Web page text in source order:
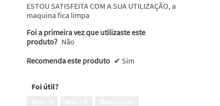
ESTOU SATISFEITA COM A SUA UTILIZAÇÃO, a
maquina fica limpa
Foi a primeira vez que utilizaste este
produto? Não
Recomenda este produto ✔ Sim
Foi útil?